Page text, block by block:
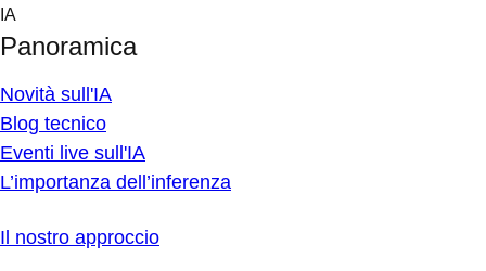
Skip
content
IA
Panoramica
Novità sull'IA
Blog tecnico
Eventi live sull'IA
L’importanza dell’inferenza
Il nostro approccio